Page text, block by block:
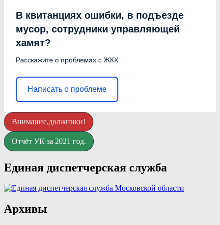
В квитанциях ошибки, в подъезде
мусор, сотрудники управляющей
хамят?
Расскажите о проблемах с ЖКХ
Написать о проблеме
Внимание,должники!
Отчёт УК за 2021 год.
Единая диспетчерская служба
Архивы